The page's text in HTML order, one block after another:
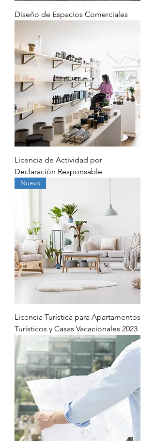
Diseño de Espacios Comerciales
Licencia de Actividad por
Declaración Responsable
Nuevo
Licencia Turística para Apartamentos
Turísticos y Casas Vacacionales 2023